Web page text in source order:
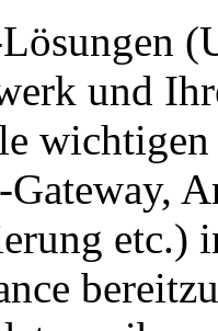
und
etc.)